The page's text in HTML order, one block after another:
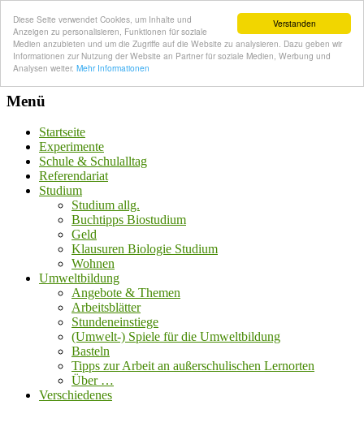
Verstanden
Diese Seite verwendet Cookies, um Inhalte und
Anzeigen zu personalisieren, Funktionen für soziale
Medien anzubieten und um die Zugriffe auf die Website zu analysieren. Dazu geben wir
Informationen zur Nutzung der Website an Partner für soziale Medien, Werbung und
Analysen weiter. Mehr Informationen
Menü
Startseite
Experimente
Schule & Schulalltag
Referendariat
Studium
Studium allg.
Buchtipps Biostudium
Geld
Klausuren Biologie Studium
Wohnen
Umweltbildung
Angebote & Themen
Arbeitsblätter
Stundeneinstiege
(Umwelt-) Spiele für die Umweltbildung
Basteln
Tipps zur Arbeit an außerschulischen Lernorten
Über …
Verschiedenes